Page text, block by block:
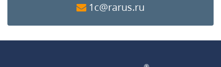
1c@rarus.ru